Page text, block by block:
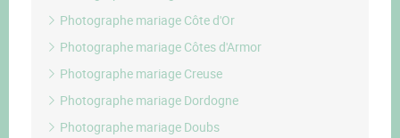
Photographe mariage Côte d'Or
Photographe mariage Côtes d'Armor
Photographe mariage Creuse
Photographe mariage Dordogne
Photographe mariage Doubs